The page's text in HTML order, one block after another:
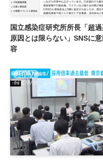
国立感染症研究所所長「超
原因とは限らない」SNSに
容